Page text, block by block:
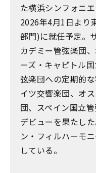
た横浜シンフォニ
2026年4月1日より
部門)に就任予定。
カデミー管弦楽団
ーズ・キャピトル
弦楽団への定期的
イツ交響楽団、オ
団、スペイン国立
デビューを果たし
ン・フィルハーモ
している。